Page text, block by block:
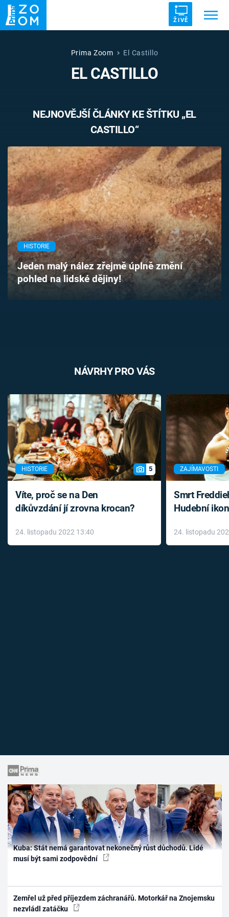
ŽIVĚ
DRUHÁ SVĚTOVÁ VÁLKA
VETŘELCI DÁVNOVĚKU
Témata
Pořady
TV Program
Časopis
Sledujte prima+
Prima Zoom El Castillo
EL CASTILLO
NEJNOVĚJŠÍ ČLÁNKY KE ŠTÍTKU „EL
CASTILLO“
HISTORIE
Jeden malý nález zřejmě úplně změní
pohled na lidské dějiny!
NÁVRHY PRO VÁS
HISTORIE 5
Víte, proč se na Den
díkůvzdání jí zrovna krocan?
24. listopadu 2022 13:40
ZAJÍMAVOSTI
Smrt
Hudební
léky
24. listopadu
Kuba: Stát nemá garantovat nekonečný růst důchodů. Lidé
musí být sami zodpovědní
Zemřel už před příjezdem záchranářů. Motorkář na Znojemsku
nezvládl zatáčku